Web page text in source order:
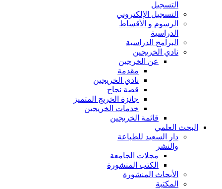
التسجيل
التسجيل الإلكتروني
الرسوم و الأقساط
الدراسية
البرامج الدراسية
نادي الخريجين
عن الخرجين
مقدمة
نادي الخريجين
قصة نجاح
جائزة الخريج المتميز
خدمات الخريجين
قائمة الخريجين
البحث العلمي
دار السعيد للطباعة
والنشر
مجلات الجامعة
الكتب المنشورة
الأبحاث المنشورة
المكتبة